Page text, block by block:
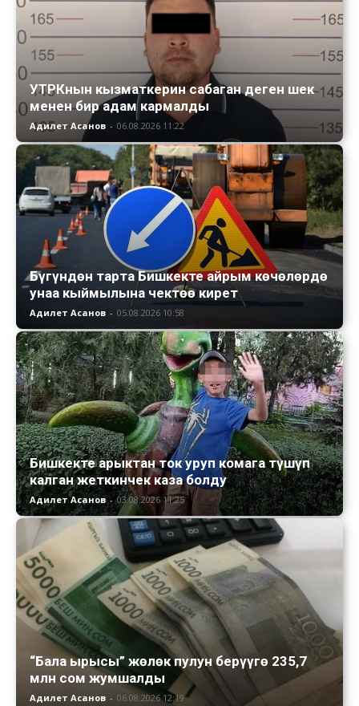
УТРКнын кызматкерин сабаган деген шек
менен бир адам кармалды
Адилет Асанов - 06.08.2026 11:22
Бүгүндөн тарта Бишкекте айрым көчөлөрдө
унаа кыймылына чектөө кирет
Адилет Асанов - 05.08.2026 10:58
Бишкекте арыктан ток уруп комага түшүп
калган жеткинчек каза болду
Адилет Асанов - 03.08.2026 11:25
“Бала ырысы” жөлөк пулун берүүгө 235,7
млн сом жумшалды
Адилет Асанов - 06.08.2026 12:19